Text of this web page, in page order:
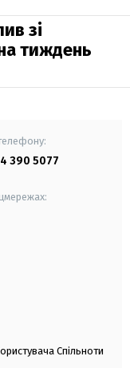
зі
тиждень
390 5077
Спільноти